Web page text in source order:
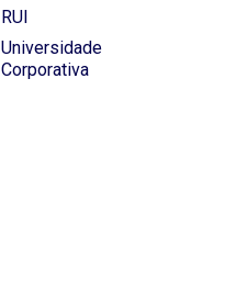
RUI
Universidade
Corporativa